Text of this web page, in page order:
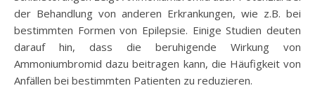
der Behandlung von anderen Erkrankungen, wie z.B. bei
bestimmten Formen von Epilepsie. Einige Studien deuten
darauf hin, dass die beruhigende Wirkung von
Ammoniumbromid dazu beitragen kann, die Häufigkeit von
Anfällen bei bestimmten Patienten zu reduzieren.